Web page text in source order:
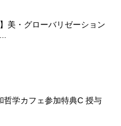
美・グローバリゼーション
哲学カフェ参加特典C 授与